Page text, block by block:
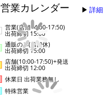
営業カレンダー 詳細
営業(店舗14:00-17:50)
出荷締切 15:00
通販のみ(店舗休)
出荷締切 15:00
店舗(10:00-17:50)+発送
出荷締切 12:00
休業日 出荷業務無し
特殊営業